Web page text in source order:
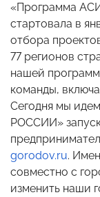
«Программа
стартовала в
отбора
77 регионов
нашей
команды,
Сегодня мы
РОССИИ»
gorodov.ru.
совместно с
изменить наши